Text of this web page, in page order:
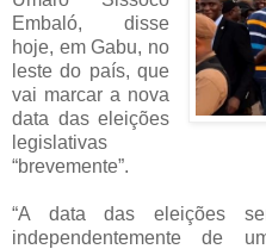
Embaló, disse
hoje, em Gabu, no
leste do país, que
vai marcar a nova
data das eleições
legislativas
“brevemente”.
“A data das eleições
independentemente de